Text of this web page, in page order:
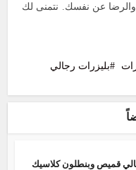
والرضا عن نفسك. نتمنى لك
بليزرات رجالي
طقم رجالي قميص وبنطلون كلاسيك